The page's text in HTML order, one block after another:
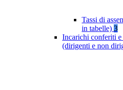
Tassi di
in tabelle) 3
Incarichi conferiti
(dirigenti e non